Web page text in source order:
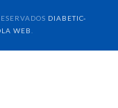
DIABETIC-
WEB